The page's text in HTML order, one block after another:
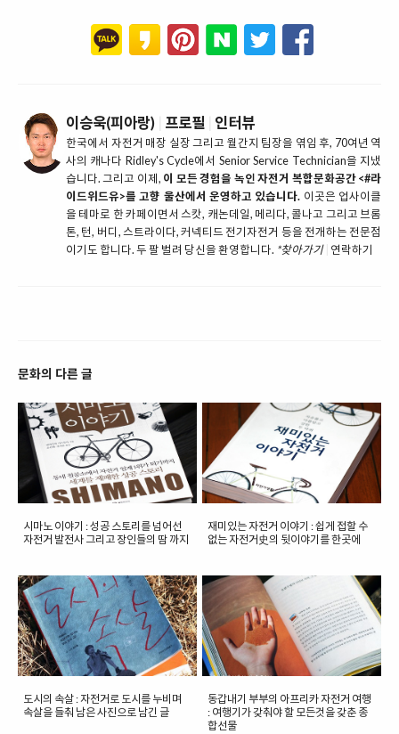
이승욱(피아랑) 프로필 인터뷰
한국에서 자전거 매장 실장 그리고 월간지 팀장을 엮임 후, 70여년 역
사의 캐나다 Ridley's Cycle에서 Senior Service Technician을 지냈
습니다. 그리고 이제, 이 모든 경험을 녹인 자전거 복합문화공간 <#라
이드위드유>를 고향 울산에서 운영하고 있습니다. 이곳은 업사이클
을 테마로 한 카페이면서 스캇, 캐논데일, 메리다, 콜나고 그리고 브롬
톤, 턴, 버디, 스트라이다, 커넥티드 전기자전거 등을 전개하는 전문점
이기도 합니다. 두 팔 벌려 당신을 환영합니다. *찾아가기 연락하기
문화의 다른 글
시마노 이야기 : 성공 스토리를 넘어선
자전거 발전사 그리고 장인들의 땀 까지
재미있는 자전거 이야기 : 쉽게 접할 수
없는 자전거史의 뒷이야기를 한곳에
도시의 속살 : 자전거로 도시를 누비며
속살을 들춰 남은 사진으로 남긴 글
동갑내기 부부의 아프리카 자전거 여행
: 여행기가 갖춰야 할 모든것을 갖춘 종
합선물